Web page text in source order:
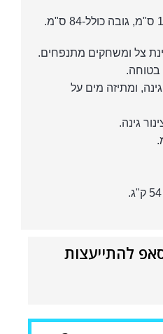
צל ומשחקים מתנפחים.
ומתיזה מים על
גינה.
להתייעצות